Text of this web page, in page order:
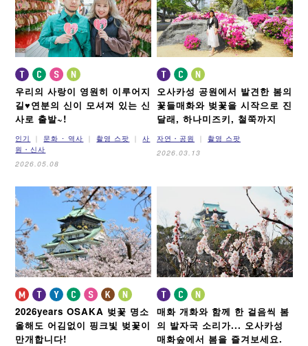
우리의 사랑이 영원히 이루어지
길♥연분의 신이 모셔져 있는 신
사로 출발~!
인기 문화 ･ 역사 촬영 스팟
사
원・신사
2026.05.08
오사카성 공원에서 발견한 봄의
꽃들매화와 벚꽃을 시작으로 진
달래, 하나미즈키, 철쭉까지
자연・공원
촬영 스팟
2026.03.13
2026years OSAKA 벚꽃 명소
올해도 어김없이 핑크빛 벚꽃이
만개합니다!
매화 개화와 함께 한 걸음씩 봄
의 발자국 소리가... 오사카성
매화숲에서 봄을 즐겨보세요.